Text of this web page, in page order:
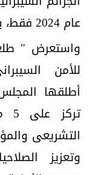
عام 2024 فقط، بزيادة سنوية تتجاوز 15% .
واستعرض "
أطلقها
التشريعى
وتعزيز